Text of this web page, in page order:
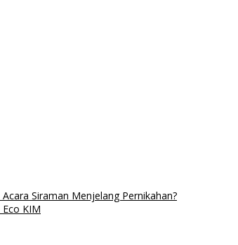
Siraman Menjelang Pernikahan?
KIM